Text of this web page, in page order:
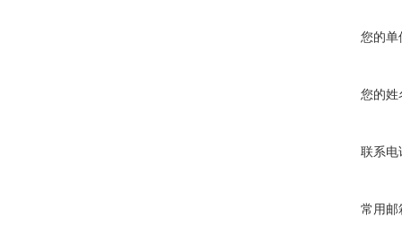
您的单
您的姓
联系电
常用邮